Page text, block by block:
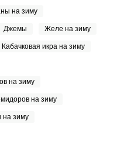
на зиму
Джемы Желе на зиму
Кабачковая икра на зиму
на зиму
на зиму
зиму